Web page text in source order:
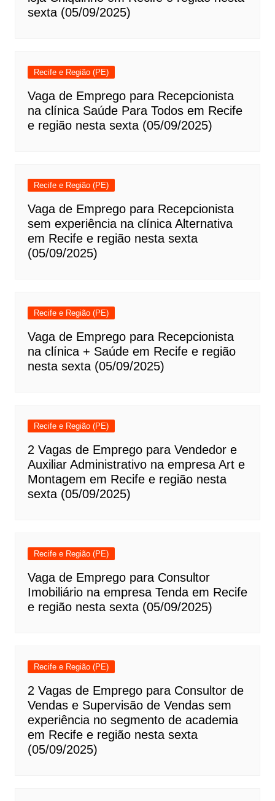
sexta (05/09/2025)
Recife e Região (PE)
Vaga de Emprego para Recepcionista
na clínica Saúde Para Todos em Recife
e região nesta sexta (05/09/2025)
Recife e Região (PE)
Vaga de Emprego para Recepcionista
sem experiência na clínica Alternativa
em Recife e região nesta sexta
(05/09/2025)
Recife e Região (PE)
Vaga de Emprego para Recepcionista
na clínica + Saúde em Recife e região
nesta sexta (05/09/2025)
Recife e Região (PE)
2 Vagas de Emprego para Vendedor e
Auxiliar Administrativo na empresa Art e
Montagem em Recife e região nesta
sexta (05/09/2025)
Recife e Região (PE)
Vaga de Emprego para Consultor
Imobiliário na empresa Tenda em Recife
e região nesta sexta (05/09/2025)
Recife e Região (PE)
2 Vagas de Emprego para Consultor de
Vendas e Supervisão de Vendas sem
experiência no segmento de academia
em Recife e região nesta sexta
(05/09/2025)